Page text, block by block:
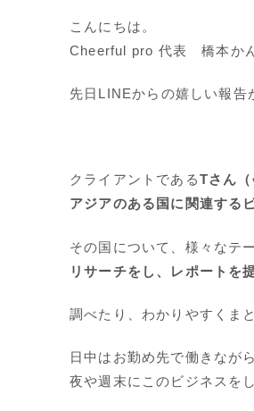
こんにちは。
Cheerful pro 代表 橋本かん
先日LINEからの嬉しい報告
クライアントであるTさん（
アジアのある国に関連する
その国について、様々なテ
リサーチをし、レポートを
調べたり、わかりやすくま
日中はお勤め先で働きながら
夜や週末にこのビジネスを